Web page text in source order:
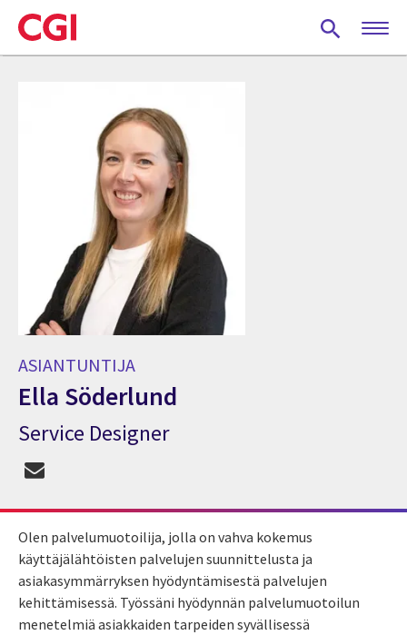
Skip
to
main
ASIANTUNTIJA
Ella Söderlund
Asiantuntija Ella Söderlund
Service Designer
Olen palvelumuotoilija, jolla on vahva kokemus
käyttäjälähtöisten palvelujen suunnittelusta ja
asiakasymmärryksen hyödyntämisestä palvelujen
kehittämisessä. Työssäni hyödynnän palvelumuotoilun
menetelmiä asiakkaiden tarpeiden syvällisessä